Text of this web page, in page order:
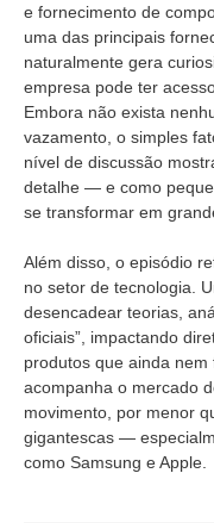
e fornecimento de
uma das principais
naturalmente gera
empresa pode ter
Embora não exista
vazamento, o simples
nível de discussão
detalhe — e como
se transformar em
Além disso, o episódio
no setor de tecnologia.
desencadear teorias,
oficiais”, impactando
produtos que ainda
acompanha o mercado
movimento, por menor
gigantescas —
como Samsung e Apple.